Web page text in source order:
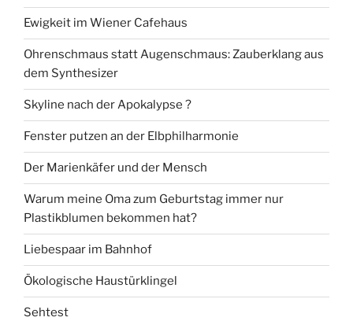
Ewigkeit im Wiener Cafehaus
Ohrenschmaus statt Augenschmaus: Zauberklang aus
dem Synthesizer
Skyline nach der Apokalypse ?
Fenster putzen an der Elbphilharmonie
Der Marienkäfer und der Mensch
Warum meine Oma zum Geburtstag immer nur
Plastikblumen bekommen hat?
Liebespaar im Bahnhof
Ökologische Haustürklingel
Sehtest